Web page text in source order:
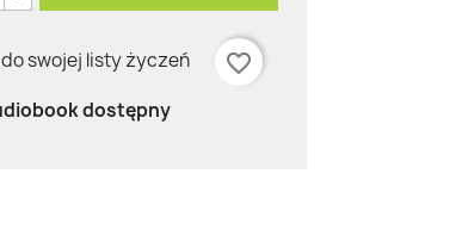
swojej listy życzeń
favorite_border
dostępny